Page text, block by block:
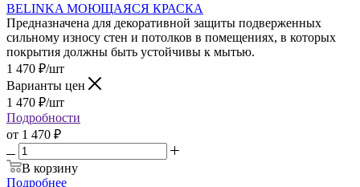
BELINKA МОЮЩАЯСЯ КРАСКА
Предназначена для декоративной защиты подверженных
сильному износу стен и потолков в помещениях, в которых
покрытия должны быть устойчивы к мытью.
1 470 ₽/шт
Варианты цен
1 470 ₽/шт
Подробности
от 1 470 ₽
В корзину
Подробнее